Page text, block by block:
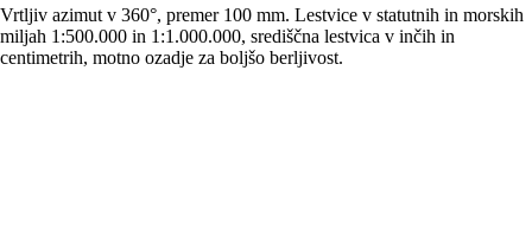
Vrtljiv azimut v 360°, premer 100 mm. Lestvice v statutnih in morskih
miljah 1:500.000 in 1:1.000.000, središčna lestvica v inčih in
centimetrih, motno ozadje za boljšo berljivost.